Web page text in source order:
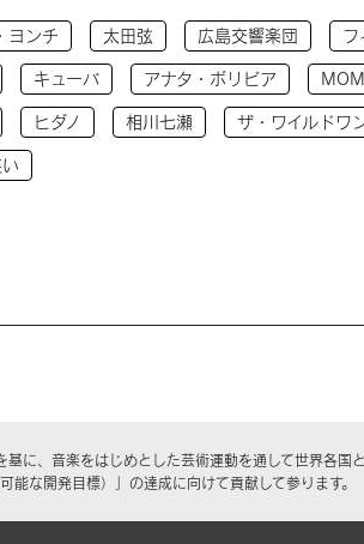
ヨンチ 太田弦 広島交響楽団 フ
キューバ アナタ・ボリビア
ヒダノ 相川七瀬 ザ・ワイルドワ
に、音楽をはじめとした芸術運動を通して世界各国
な開発目標）」の達成に向けて貢献して参ります。